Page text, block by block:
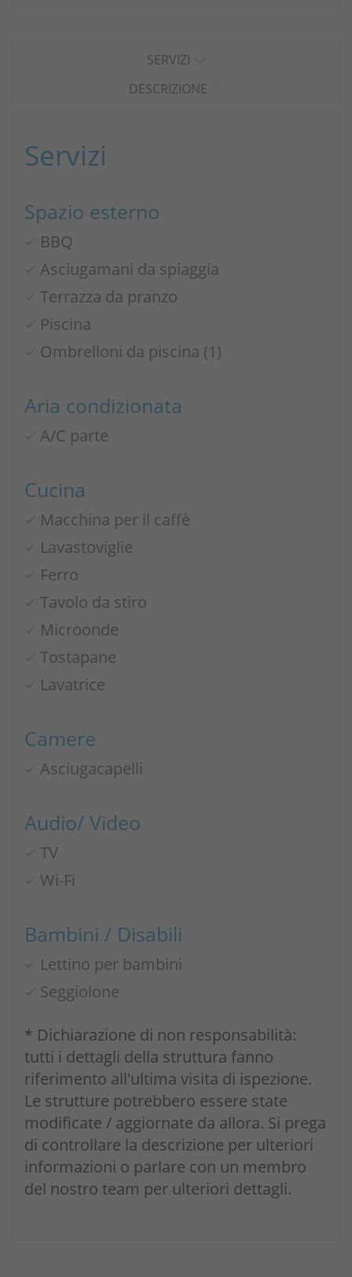
SERVIZI
DESCRIZIONE
Servizi
Spazio esterno
BBQ
Asciugamani da spiaggia
Terrazza da pranzo
Piscina
Ombrelloni da piscina (1)
Aria condizionata
A/C parte
Cucina
Macchina per il caffè
Lavastoviglie
Ferro
Tavolo da stiro
Microonde
Tostapane
Lavatrice
Camere
Asciugacapelli
Audio/ Video
TV
Wi-Fi
Bambini / Disabili
Lettino per bambini
Seggiolone
* Dichiarazione di non responsabilità:
tutti i dettagli della struttura fanno
riferimento all'ultima visita di ispezione.
Le strutture potrebbero essere state
modificate / aggiornate da allora. Si prega
di controllare la descrizione per ulteriori
informazioni o parlare con un membro
del nostro team per ulteriori dettagli.